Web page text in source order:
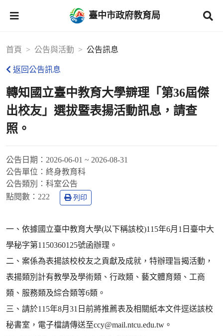
臺中市政府教育局
首頁 公告與活動 公告訊息
返回公告訊息
轉知國立臺中教育大學辧理「第36屆傑
出校友」選拔暨表揚活動訊息，請查
照。
公告日期： 2026-06-01 ~ 2026-08-31
公告單位： 終身教育科
公告類別： 科室公告
點閱數： 222 列印
一、依據國立臺中教育大學(以下稱該校)115年6月1日臺中大
學秘字第1150360125號函辦理。
二、案係為表揚該校校友之貢獻及成就，特辦理旨揭活動，
表揚類別計有教學及學術類、行政類、藝文體育類、工商
類、服務類及綜合類等6類。
三、請於115年8月31日前將推薦表及相關紙本文件逕送該校
秘書室，電子檔請傳送至ccy@mail.ntcu.edu.tw。